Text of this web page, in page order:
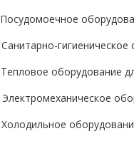
Посудомоечное
Санитарно-гигиеническое
Тепловое оборудование
Электромеханическое
Холодильное